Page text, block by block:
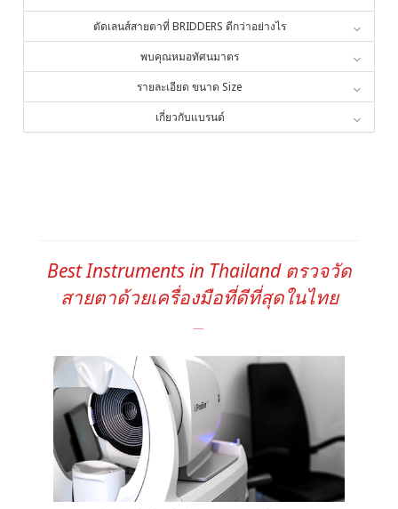
ตัดเลนส์สายตาที่ BRIDDERS ดีกว่าอย่างไร
พบคุณหมอทัศนมาตร
รายละเอียด ขนาด Size
เกี่ยวกับแบรนด์
Best Instruments in Thailand ตรวจวัด
สายตาด้วยเครื่องมือที่ดีที่สุดในไทย